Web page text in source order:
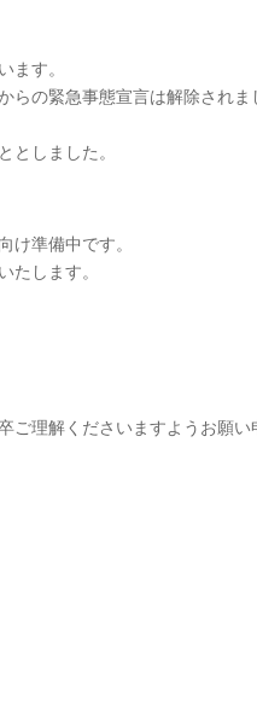
ます。
らの緊急事態宣言は解除され
としました。
け準備中です。
たします。
理解くださいますようお願い